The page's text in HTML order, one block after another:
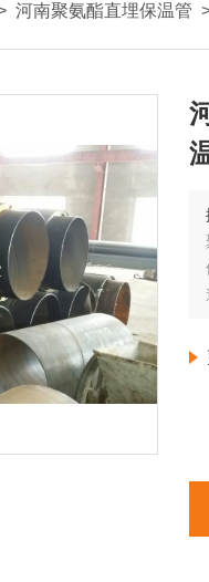
河南聚氨酯直埋保温管